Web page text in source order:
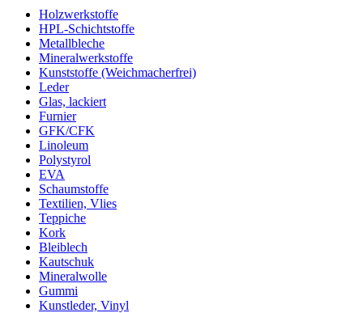
Holzwerkstoffe
HPL-Schichtstoffe
Metallbleche
Mineralwerkstoffe
Kunststoffe (Weichmacherfrei)
Leder
Glas, lackiert
Furnier
GFK/CFK
Linoleum
Polystyrol
EVA
Schaumstoffe
Textilien, Vlies
Teppiche
Kork
Bleiblech
Kautschuk
Mineralwolle
Gummi
Kunstleder, Vinyl